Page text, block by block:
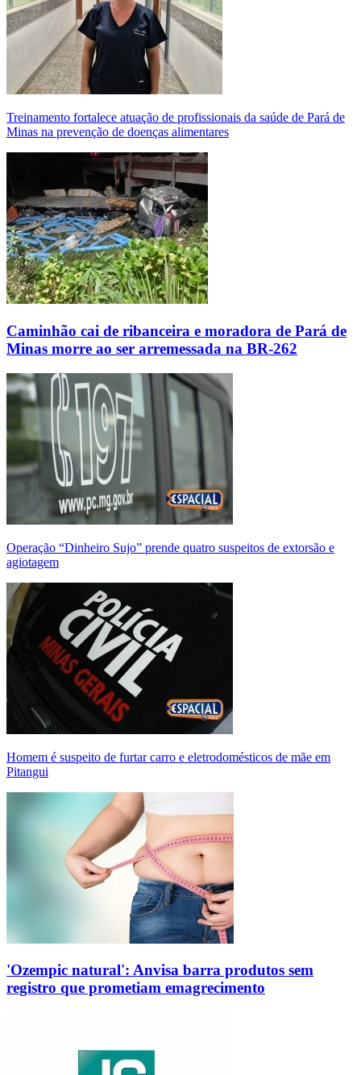
Treinamento fortalece atuação de profissionais da saúde de Pará de
Minas na prevenção de doenças alimentares
Caminhão cai de ribanceira e moradora de Pará de
Minas morre ao ser arremessada na BR-262
Operação “Dinheiro Sujo” prende quatro suspeitos de extorsão e
agiotagem
Homem é suspeito de furtar carro e eletrodomésticos de mãe em
Pitangui
'Ozempic natural': Anvisa barra produtos sem
registro que prometiam emagrecimento